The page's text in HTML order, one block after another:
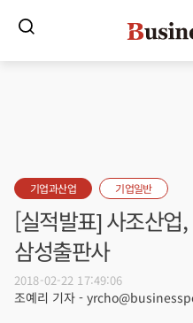
기업과산업 기업일반
[실적발표] 사조산업
삼성출판사
2018-02-22 17:49:06
조예리 기자 -